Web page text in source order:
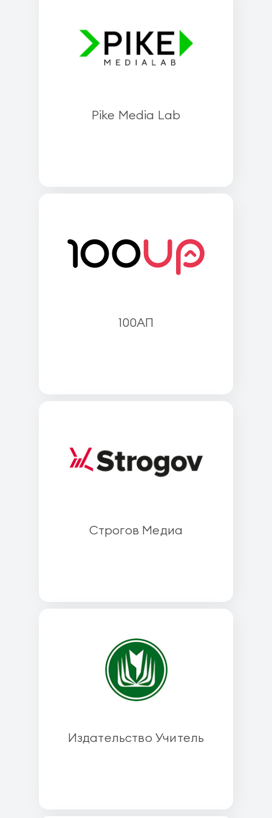
Pike Media Lab
100АП
Строгов Медиа
Издательство Учитель